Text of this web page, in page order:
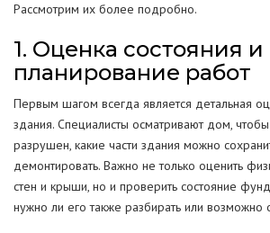
Рассмотрим их более подробно.
1. Оценка состояния и
планирование работ
Первым шагом всегда является детальная
здания. Специалисты осматривают дом, чтобы
разрушен, какие части здания можно
демонтировать. Важно не только оценить
стен и крыши, но и проверить состояние
нужно ли его также разбирать или возможно